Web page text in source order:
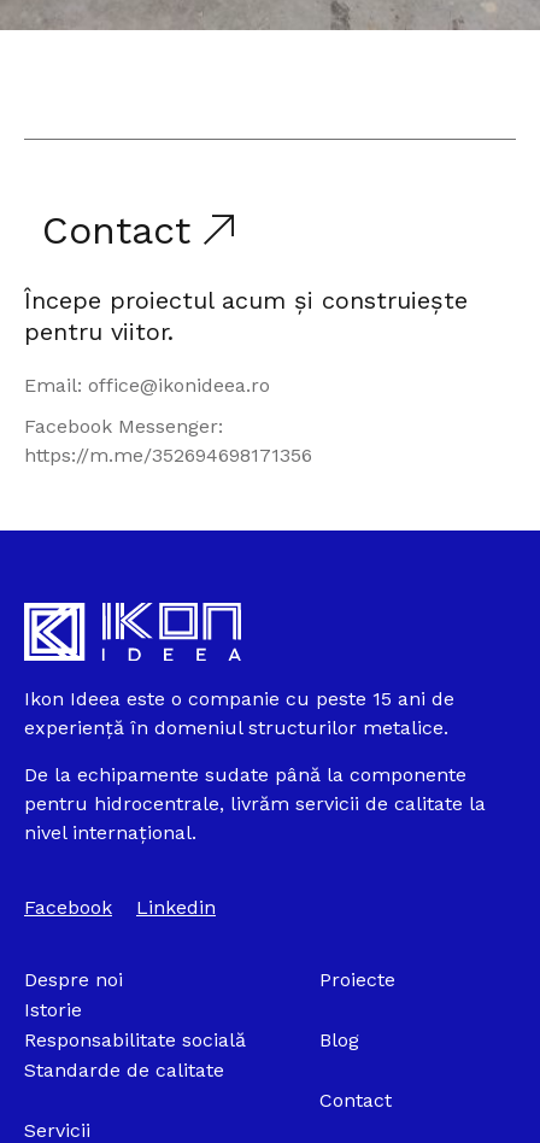
Contact
Începe proiectul acum și construiește
pentru viitor.
Email: office@ikonideea.ro
Facebook Messenger:
https://m.me/352694698171356
Ikon Ideea este o companie cu peste 15 ani de
experiență în domeniul structurilor metalice.
De la echipamente sudate până la componente
pentru hidrocentrale, livrăm servicii de calitate la
nivel internațional.
Facebook Linkedin
Despre noi
Istorie
Responsabilitate socială
Standarde de calitate
Servicii
Proiecte
Blog
Contact